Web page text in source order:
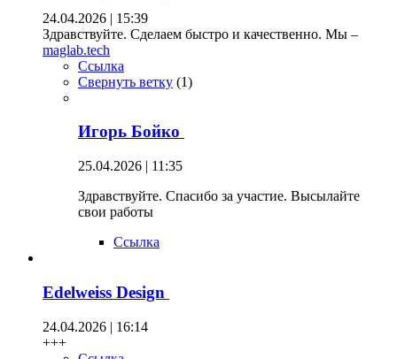
24.04.2026 | 15:39
Здравствуйте. Сделаем быстро и качественно. Мы –
maglab.tech
Ссылка
Свернуть ветку (1)
Игорь Бойко
25.04.2026 | 11:35
Здравствуйте. Спасибо за участие. Высылайте
свои работы
Ссылка
Edelweiss Design
24.04.2026 | 16:14
+++